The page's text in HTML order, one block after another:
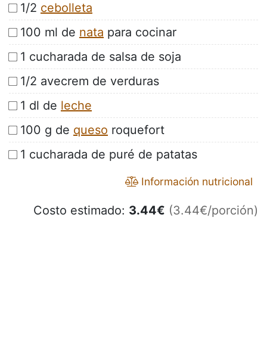
1/2 cebolleta
100 ml de nata para cocinar
1 cucharada de salsa de soja
1/2 avecrem de verduras
1 dl de leche
100 g de queso roquefort
1 cucharada de puré de patatas
Información nutricional
Costo estimado: 3.44€ (3.44€/porción)